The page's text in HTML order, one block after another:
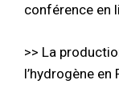
conférence en
>> La
l’hydrogène en